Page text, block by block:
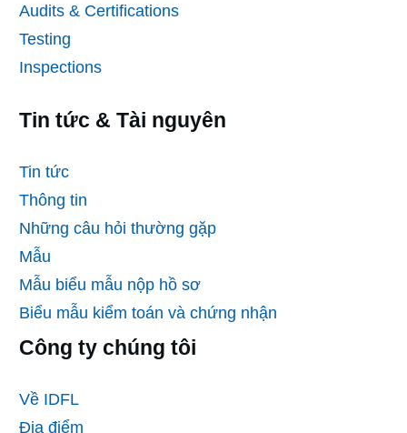
Audits & Certifications
Testing
Inspections
Tin tức & Tài nguyên
Tin tức
Thông tin
Những câu hỏi thường gặp
Mẫu
Mẫu biểu mẫu nộp hồ sơ
Biểu mẫu kiểm toán và chứng nhận
Công ty chúng tôi
Về IDFL
Địa điểm